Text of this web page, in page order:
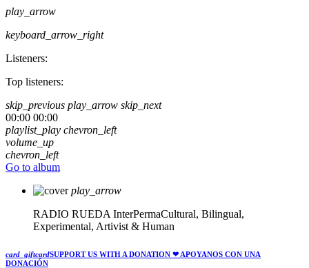
play_arrow
keyboard_arrow_right
Listeners:
Top listeners:
skip_previous play_arrow skip_next
00:00 00:00
playlist_play chevron_left
volume_up
chevron_left
Go to album
play_arrow
RADIO RUEDA InterPermaCultural, Bilingual,
Experimental, Artivist & Human
card_giftcardSUPPORT US WITH A DONATION ❤ APOYANOS CON UNA
DONACIÓN